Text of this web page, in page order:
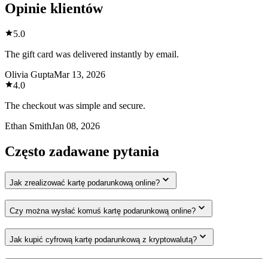
Opinie klientów
5.0
The gift card was delivered instantly by email.
Olivia GuptaMar 13, 2026
4.0
The checkout was simple and secure.
Ethan SmithJan 08, 2026
Często zadawane pytania
Jak zrealizować kartę podarunkową online?
Czy można wysłać komuś kartę podarunkową online?
Jak kupić cyfrową kartę podarunkową z kryptowalutą?